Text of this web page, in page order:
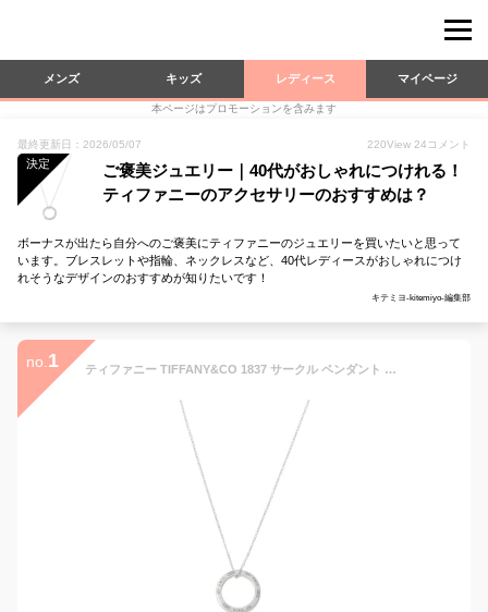
メンズ キッズ レディース マイページ
本ページはプロモーションを含みます
最終更新日：2026/05/07 220View 24 コメント
決定
ご褒美ジュエリー｜40代がおしゃれにつけれる！
ティファニーのアクセサリーのおすすめは？
ボーナスが出たら自分へのご褒美にティファニーのジュエリーを買いたいと思って
います。ブレスレットや指輪、ネックレスなど、40代レディースがおしゃれにつけ
れそうなデザインのおすすめが知りたいです！
キテミヨ-kitemiyo-編集部
no. 1 ティファニー TIFFANY&CO 1837 サークル ペンダント ネックレス ミディアム 41cm シルバー レディース アクセサリー ユニセックス 25049179